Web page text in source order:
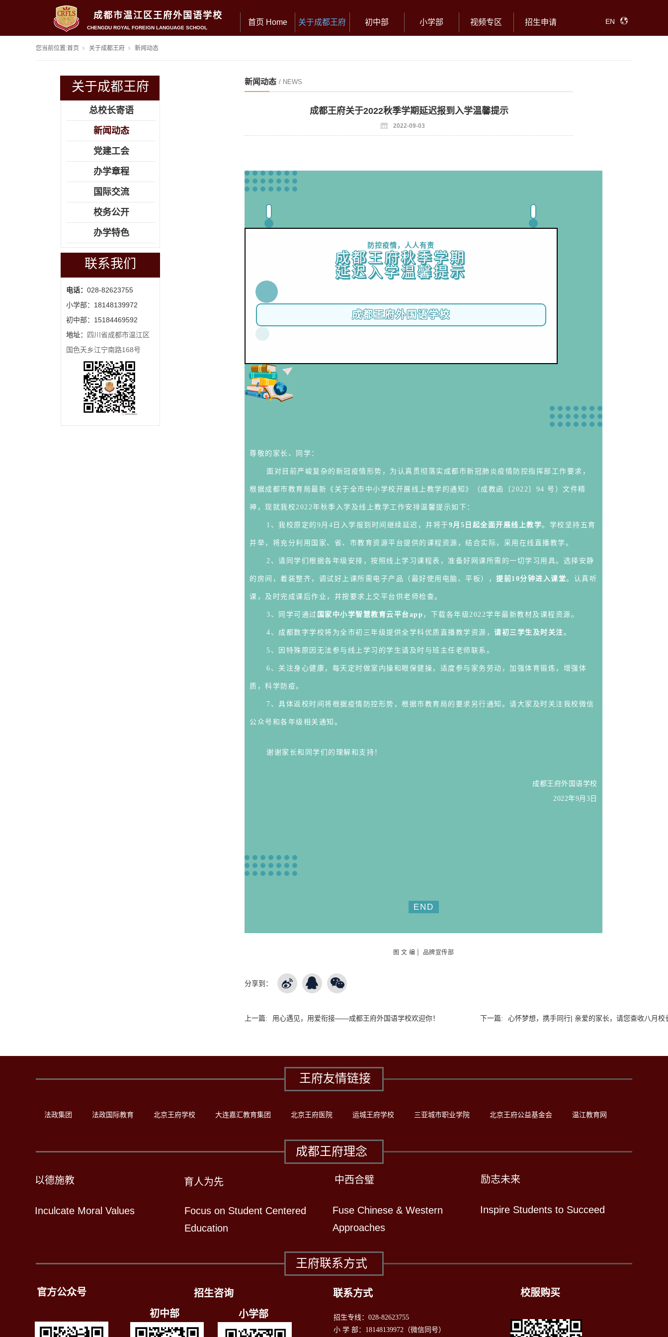
成都市温江区王府外国语学校
CHENGDU ROYAL FOREIGN LANGUAGE SCHOOL
首页 Home 关于成都王府 初中部 小学部 视频专区 招生申请 EN
您当前位置:首页 关于成都王府 新闻动态
关于成都王府
总校长寄语
新闻动态
党建工会
办学章程
国际交流
校务公开
办学特色
联系我们
电话： 028-82623755
小学部：18148139972
初中部：15184469592
地址：
四川省成都市温江区
国色天乡江宁南路168号
新闻动态 / NEWS
成都王府关于2022秋季学期延迟报到入学温馨提示
2022-09-03
防控疫情，人人有责
成都王府秋季学期
延迟入学温馨提示
成都王府外国语学校
尊敬的家长、同学：
面对目前严峻复杂的新冠疫情形势，为认真贯彻落实成都市新冠肺炎疫情防控指挥部工作要求，
根据成都市教育局最新《关于全市中小学校开展线上教学的通知》（成教函〔2022〕94 号）文件精
神，现就我校2022年秋季入学及线上教学工作安排温馨提示如下：
1、我校原定的9月4日入学报到时间继续延迟，并将于9月5日起全面开展线上教学。学校坚持五育
并举，将充分利用国家、省、市教育资源平台提供的课程资源，结合实际，采用在线直播教学。
2、请同学们根据各年级安排， 按照线上学习课程表， 准备好网课所需的一切学习用具。 选择安静
的房间，着装整齐， 调试好上课所需电子产品（最好使用电脑、平板）， 提前10分钟进入课堂。认真听
课，及时完成课后作业，并按要求上交平台供老师检查。
3、同学可通过 国家中小学智慧教育云平台app ，下载各年级2022学年最新教材及课程资源。
4、成都数字学校将为全市初三年级提供全学科优质直播教学资源， 请初三学生及时关注。
5、因特殊原因无法参与线上学习的学生请及时与班主任老师联系。
6、关注身心健康，每天定时做室内操和眼保健操，适度参与家务劳动，加强体育锻炼，增强体
质，科学防疫。
7、具体返校时间将根据疫情防控形势，根据市教育局的要求另行通知。请大家及时关注我校微信
公众号和各年级相关通知。
谢谢家长和同学们的理解和支持！
成都王府外国语学校
2022年9月3日
END
图 文 编 | 品牌宣传部
分享到：
上一篇: 用心遇见，用爱衔接——成都王府外国语学校欢迎你！ 下一篇: 心怀梦想，携手同行| 亲爱的家长，请您查收八月校
王府友情链接
法政集团 法政国际教育 北京王府学校 大连嘉汇教育集团 北京王府医院 运城王府学校 三亚城市职业学院 北京王府公益基金会 温江教育网
成都王府理念
以德施教 育人为先 中西合璧 励志未来
Inculcate Moral Values
Focus on Student Centered
Education
Fuse Chinese & Western
Approaches
Inspire Students to Succeed
王府联系方式
官方公众号 招生咨询 联系方式
校服购买
初中部
小学部
招生专线：028-82623755
小 学 部：18148139972（微信同号）